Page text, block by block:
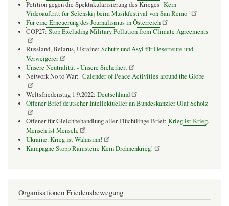
Petition gegen die Spektakularisierung des Krieges "Kein
Videoauftritt für Selenskij beim Musikfestival von San Remo"
Für eine Erneuerung des Journalismus in Österreich
COP27: Stop Excluding Military Pollution from Climate Agreements
Russland, Belarus, Ukraine: Schutz und Asyl für Deserteure und
Verweigerer
Unsere Neutralität - Unsere Sicherheit
Network No to War: Calender of Peace Activities around the Globe
Weltsfriedenstag 1.9.2022: Deutschland
Offener Brief deutscher Intellektueller an Bundeskanzler Olaf Scholz
Offener für Gleichbehandlung aller Flüchtlinge Brief: Krieg ist Krieg.
Mensch ist Mensch.
Ukraine. Krieg ist Wahnsinn!
Kampagne Stopp Ramstein: Kein Drohnenkrieg!
Organisationen Friedensbewegung